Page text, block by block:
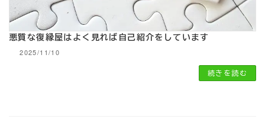
悪質な復縁屋はよく見れば自己紹介をしています
2025/11/10
続きを読む